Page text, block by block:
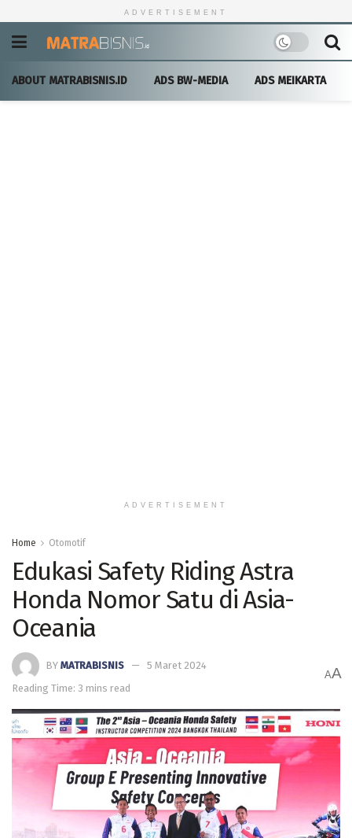
ADVERTISEMENT
ABOUT MATRABISNIS.ID ADS BW-MEDIA ADS MEIKARTA
ADVERTISEMENT
Home Otomotif
Edukasi Safety Riding Astra
Honda Nomor Satu di Asia-
Oceania
BY MATRABISNIS
5 Maret 2024
Reading Time: 3 mins read
AA